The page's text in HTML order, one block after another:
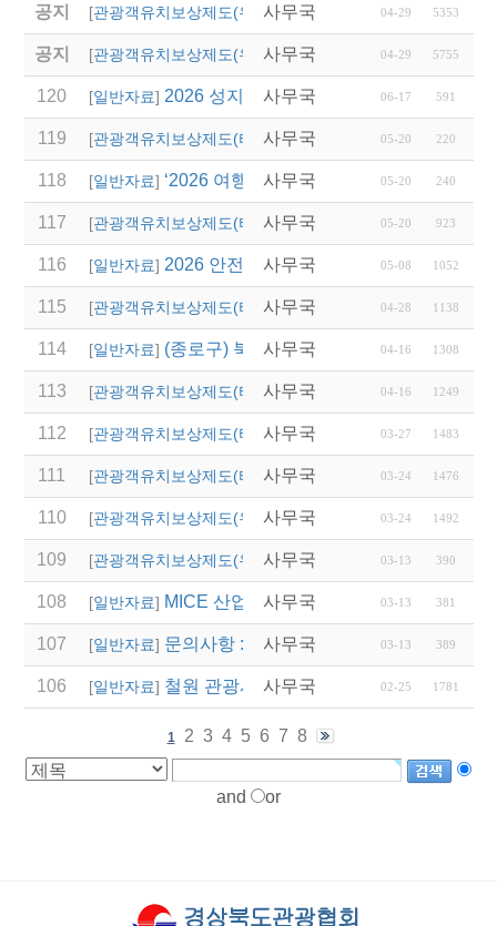
공지 [관광객유치보상제도(우리지역)] (청송군)「청송 여행
사무국 04-29 5353
공지 [관광객유치보상제도(우리지역)] (안동시)2025년 단체
사무국 04-29 5755
120 [일반자료] 2026 성지혜윰길 파트너 여행사 선정 모집
사무국 06-17 591
119 [관광객유치보상제도(타 시,도)] 2027 논산 세계 딸기
사무국 05-20 220
118 [일반자료] ‘2026 여행업 종사자 직무역량 강화 교육’
사무국 05-20 240
117 [관광객유치보상제도(타 시,도)] 2026 경상남도 관광객
사무국 05-20 923
116 [일반자료] 2026 안전여행상품선정 접수
사무국 05-08 1052
115 [관광객유치보상제도(타 시,도)] 2026년 상반기 대전광
사무국 04-28 1138
114 [일반자료] (종로구) 북촌 특별관리지역 전세버스 통
사무국 04-16 1308
113 [관광객유치보상제도(타 시,도)] 2026년 달성군 파크골
사무국 04-16 1249
112 [관광객유치보상제도(타 시,도)] 2026년 상반기 울산광
사무국 03-27 1483
111 [관광객유치보상제도(타 시,도)] '2026 열린 여행상품 공
사무국 03-24 1476
110 [관광객유치보상제도(우리지역)] 2026년 영주시 전담여
사무국 03-24 1492
109 [관광객유치보상제도(우리지역)] (청도군)단체관광객 유
사무국 03-13 390
108 [일반자료] MICE 산업 AI 역량강화 교육과정 설계를
사무국 03-13 381
107 [일반자료] 문의사항 : 02-741-5278(문화사업팀, 우
사무국 03-13 389
106 [일반자료] 철원 관광시설 임시 폐쇄 안내
사무국 02-25 1781
1 2 3 4 5 6 7 8
and or